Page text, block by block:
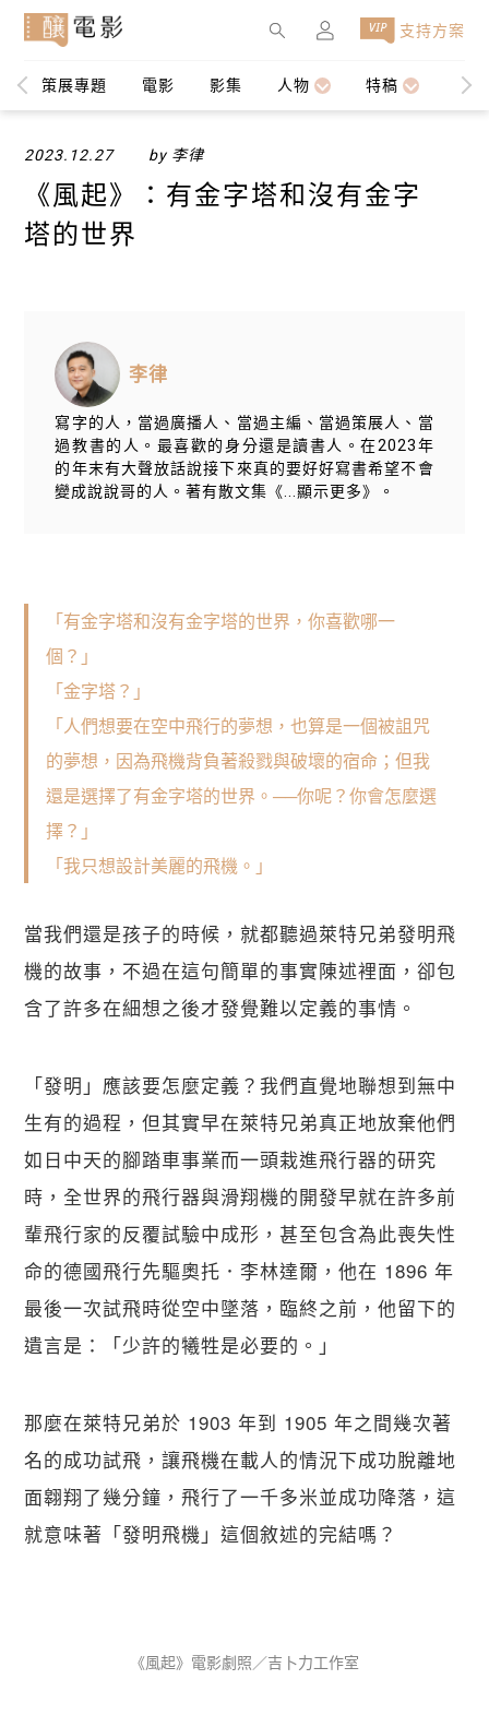
策展專題 電影 影集 人物 特稿 編
支持方案
×
2023.12.27 by 李律
《風起》：有金字塔和沒有金字
塔的世界
李律
寫字的人，當過廣播人、當過主編、當過策展人、當
過教書的人。最喜歡的身分還是讀書人。在2023年
的年末有大聲放話說接下來真的要好好寫書希望不會
變成說說哥的人。著有散文集《...顯示更多》。
「有金字塔和沒有金字塔的世界，你喜歡哪一
個？」
「金字塔？」
「人們想要在空中飛行的夢想，也算是一個被詛咒
的夢想，因為飛機背負著殺戮與破壞的宿命；但我
還是選擇了有金字塔的世界。──你呢？你會怎麼選
擇？」
「我只想設計美麗的飛機。」
當我們還是孩子的時候，就都聽過萊特兄弟發明飛
機的故事，不過在這句簡單的事實陳述裡面，卻包
含了許多在細想之後才發覺難以定義的事情。
「發明」應該要怎麼定義？我們直覺地聯想到無中
生有的過程，但其實早在萊特兄弟真正地放棄他們
如日中天的腳踏車事業而一頭栽進飛行器的研究
時，全世界的飛行器與滑翔機的開發早就在許多前
輩飛行家的反覆試驗中成形，甚至包含為此喪失性
命的德國飛行先驅奧托．李林達爾，他在 1896 年
最後一次試飛時從空中墜落，臨終之前，他留下的
遺言是：「少許的犧牲是必要的。」
那麼在萊特兄弟於 1903 年到 1905 年之間幾次著
名的成功試飛，讓飛機在載人的情況下成功脫離地
面翱翔了幾分鐘，飛行了一千多米並成功降落，這
就意味著「發明飛機」這個敘述的完結嗎？
《風起》電影劇照／吉卜力工作室